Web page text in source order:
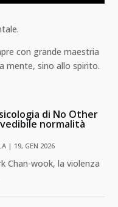
con grande maestria
mente, sino allo spirito.
di No Other
normalità
| 19, GEN 2026
Chan-wook, la violenza